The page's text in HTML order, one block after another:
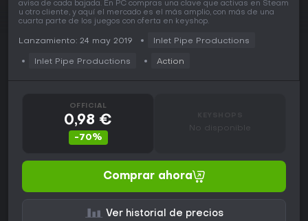
avisa de cada bajada. En PC compras una clave que activas en Steam
u otro cliente, y aquí el mercado es el más amplio, con más de una
cuarta parte de los juegos con oferta en keyshop.
Lanzamiento: 24 may 2019 Inlet Pipe Productions
Inlet Pipe Productions Action
OFFICIAL
0,98 €
-70%
No disponible
Comprar ahora
Ver historial de precios